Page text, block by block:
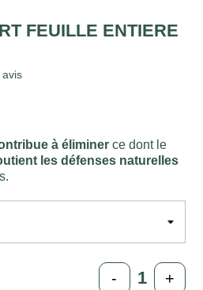
FEUILLE ENTIERE
avis
à éliminer ce dont le
les défenses naturelles
- +